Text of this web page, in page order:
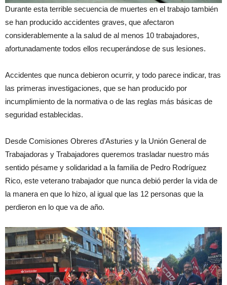
Durante esta terrible secuencia de muertes en el trabajo también
se han producido accidentes graves, que afectaron
considerablemente a la salud de al menos 10 trabajadores,
afortunadamente todos ellos recuperándose de sus lesiones.
Accidentes que nunca debieron ocurrir, y todo parece indicar, tras
las primeras investigaciones, que se han producido por
incumplimiento de la normativa o de las reglas más básicas de
seguridad establecidas.
Desde Comisiones Obreres d’Asturies y la Unión General de
Trabajadoras y Trabajadores queremos trasladar nuestro más
sentido pésame y solidaridad a la familia de Pedro Rodríguez
Rico, este veterano trabajador que nunca debió perder la vida de
la manera en que lo hizo, al igual que las 12 personas que la
perdieron en lo que va de año.